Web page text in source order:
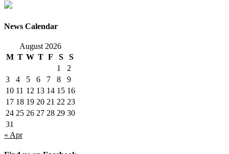
News Calendar
August 2026
M T W T F S
S
1
2
3
4 5 6 7 8
9
10 11 12 13 14 15 16
17 18 19 20 21 22 23
24 25 26 27 28 29 30
31
« Apr